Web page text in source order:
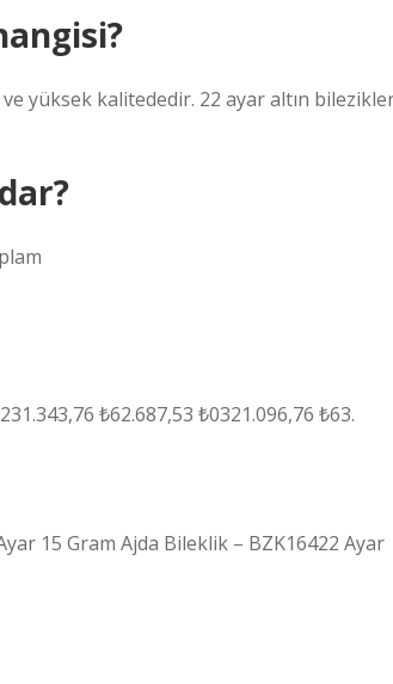
yüksek kalitededir. 22 ayar altın
₺62.687,53 ₺0321.096,76 ₺63.
15 Gram Ajda Bileklik – BZK16422 Ayar